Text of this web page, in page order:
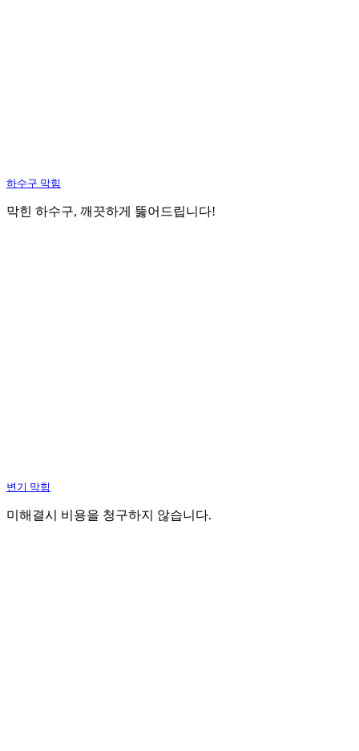
하수구 막힘
막힌 하수구, 깨끗하게 뚫어드립니다!
변기 막힘
미해결시 비용을 청구하지 않습니다.